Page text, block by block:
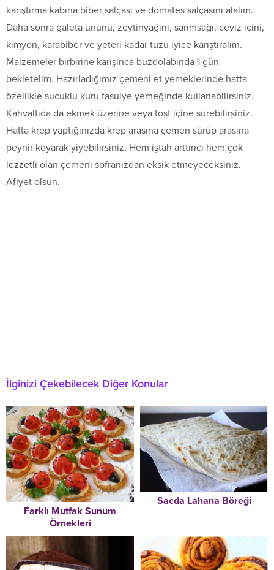
karıştırma kabına biber salçası ve domates salçasını alalım.
Daha sonra galeta ununu, zeytinyağını, sarımsağı, ceviz içini,
kimyon, karabiber ve yeteri kadar tuzu iyice karıştıralım.
Malzemeler birbirine karışınca buzdolabında 1 gün
bekletelim. Hazırladığımız çemeni et yemeklerinde hatta
özellikle sucuklu kuru fasulye yemeğinde kullanabilirsiniz.
Kahvaltıda da ekmek üzerine veya tost içine sürebilirsiniz.
Hatta krep yaptığınızda krep arasına çemen sürüp arasına
peynir koyarak yiyebilirsiniz. Hem iştah arttırıcı hem çok
lezzetli olan çemeni sofranızdan eksik etmeyeceksiniz.
Afiyet olsun.
İlginizi Çekebilecek Diğer Konular
Farklı Mutfak Sunum
Örnekleri
Sacda Lahana Böreği